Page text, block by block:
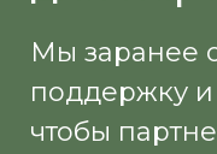
Мы заранее
поддержку
чтобы